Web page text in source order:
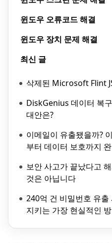
윈도우 오류코드 해결
윈도우 장치 문제 해결
최신 글
삭제된 Microsoft Flint
DiskGenius 데이터 복
대안은?
이메일이 유출됐을까?
부터 데이터 보호까지
보안 사고가 끝났다고
것은 아닙니다
240억 건 비밀번호 유출
지키는 가장 현실적인